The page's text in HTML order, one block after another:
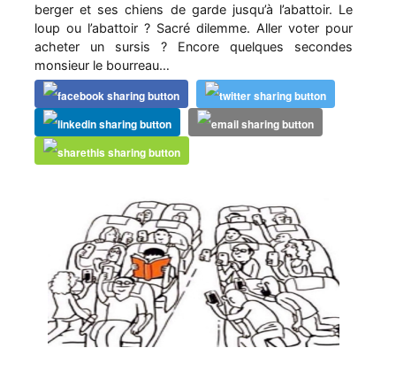
berger et ses chiens de garde jusqu’à l’abattoir. Le
loup ou l’abattoir ? Sacré dilemme. Aller voter pour
acheter un sursis ? Encore quelques secondes
monsieur le bourreau…